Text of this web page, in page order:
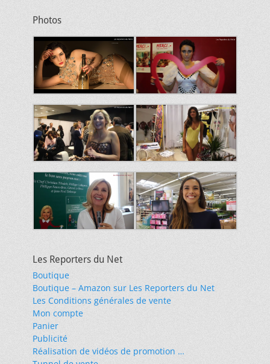
Photos
Les Reporters du Net
Boutique
Boutique – Amazon sur Les Reporters du Net
Les Conditions générales de vente
Mon compte
Panier
Publicité
Réalisation de vidéos de promotion …